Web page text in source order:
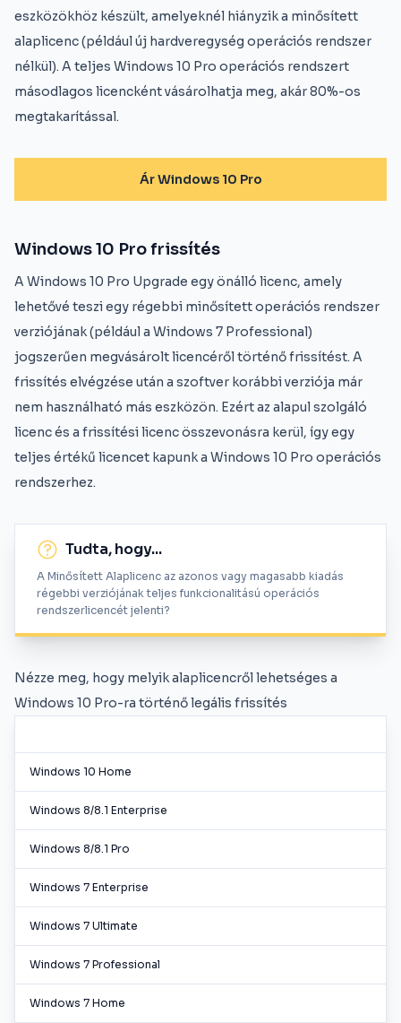
eszközökhöz készült, amelyeknél hiányzik a minősített
alaplicenc (például új hardveregység operációs rendszer
nélkül). A teljes Windows 10 Pro operációs rendszert
másodlagos licencként vásárolhatja meg, akár 80%-os
megtakarítással.
Ár Windows 10 Pro
Windows 10 Pro frissítés
A Windows 10 Pro Upgrade egy önálló licenc, amely
lehetővé teszi egy régebbi minősített operációs rendszer
verziójának (például a Windows 7 Professional)
jogszerűen megvásárolt licencéről történő frissítést. A
frissítés elvégzése után a szoftver korábbi verziója már
nem használható más eszközön. Ezért az alapul szolgáló
licenc és a frissítési licenc összevonásra kerül, így egy
teljes értékű licencet kapunk a Windows 10 Pro operációs
rendszerhez.
Tudta, hogy...
A Minősített Alaplicenc az azonos vagy magasabb kiadás
régebbi verziójának teljes funkcionalitású operációs
rendszerlicencét jelenti?
Nézze meg, hogy melyik alaplicencről lehetséges a
Windows 10 Pro-ra történő legális frissítés
Windows 10 Home
Windows 8/8.1 Enterprise
Windows 8/8.1 Pro
Windows 7 Enterprise
Windows 7 Ultimate
Windows 7 Professional
Windows 7 Home